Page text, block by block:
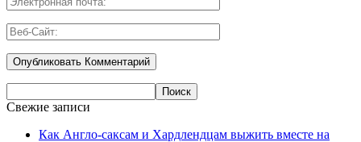
Свежие записи
Как Англо-саксам и Хардлендцам выжить вместе на